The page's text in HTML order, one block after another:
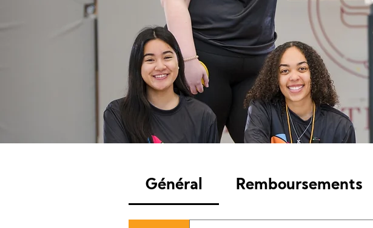
Général Remboursements